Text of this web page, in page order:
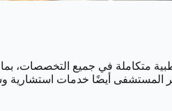
في جميع التخصصات، بما
يوفر المستشفى أيضًا خدمات